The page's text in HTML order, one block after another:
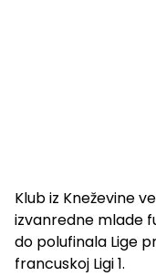
Klub iz Kneževine
izvanredne mlade
do polufinala Lige
francuskoj Ligi 1.